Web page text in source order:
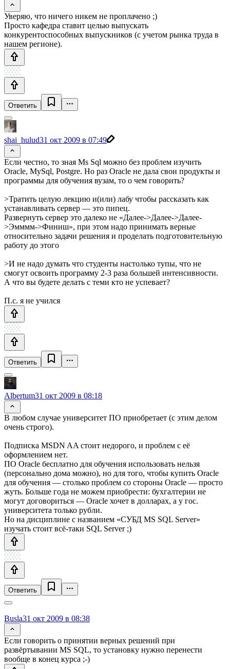
Уверяю, что ничего никем не проплачено ;)
Просто кафедра ставит целью выпускать
конкурентоспособных выпускников (с учетом рынка труда в
нашем регионе).
Ответить
shai_hulud31 окт 2009 в 07:49
Если честно, то зная Ms Sql можно без проблем изучить
Oracle, MySql, Postgre. Но раз Oracle не дала свои продукты и
программы для обучения вузам, то о чем говорить?
>Тратить целую лекцию и(или) лабу чтобы рассказать как
устанавливать сервер — это пипец.
Развернуть сервер это далеко не «Далее->Далее->Далее-
>Эмммм->Финиш», при этом надо принимать верные
относительно задачи решения и проделать подготовительную
работу до этого
>И не надо думать что студенты настолько тупы, что не
смогут освоить программу 2-3 раза большей интенсивности.
А что вы будете делать с теми кто не успевает?
П.с. я не учился
Ответить
Albertum31 окт 2009 в 08:18
В любом случае университет ПО приобретает (с этим делом
очень строго).
Подписка MSDN AA стоит недорого, и проблем с её
оформлением нет.
ПО Oracle бесплатно для обучения использовать нельзя
(персонально дома можно), но для того, чтобы купить Oracle
для обучения — столько проблем со стороны Oracle — просто
жуть. Больше года не можем приобрести: бухгалтерии не
могут договориться — Oracle хочет в долларах, а у гос.
университета только рубли.
Но на дисциплине с названием «СУБД MS SQL Server»
изучать стоит всё-таки SQL Server ;)
Ответить
Busla31 окт 2009 в 08:38
Если говорить о принятии верных решений при
развёртывании MS SQL, то установку нужно перенести
вообще в конец курса ;-)